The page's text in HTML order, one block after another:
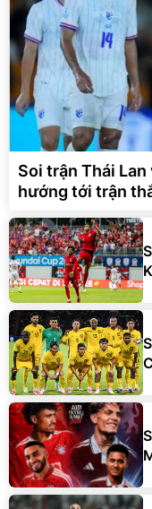
Soi trận Thái
hướng tới trận